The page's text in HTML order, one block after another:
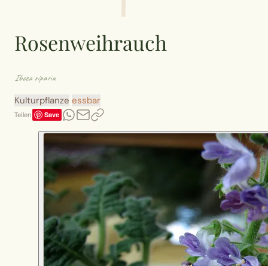
Rosenweihrauch
Iboza riparia
Kulturpflanze essbar
Teilen Save